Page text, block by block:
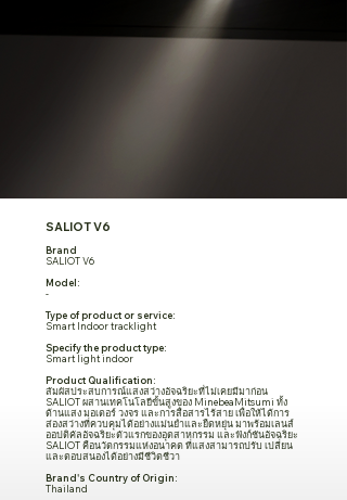
SALIOT V6
Brand
SALIOT V6
Model:
-
Type of product or service:
Smart Indoor tracklight
Specify the product type:
Smart light indoor
Product Qualification:
สัมผัสประสบการณ์แสงสว่างอัจฉริยะที่ไม่เคยมีมาก่อน
SALIOT ผสานเทคโนโลยีขั้นสูงของ MinebeaMitsumi ทั้ง
ด้านแสง มอเตอร์ วงจร และการสื่อสารไร้สาย เพื่อให้ได้การ
ส่องสว่างที่ควบคุมได้อย่างแม่นยำและยืดหยุ่น มาพร้อมเลนส์
ออปติคัลอัจฉริยะตัวแรกของอุตสาหกรรม และฟังก์ชันอัจฉริยะ
SALIOT คือนวัตกรรมแห่งอนาคต ที่แสงสามารถปรับ เปลี่ยน
และตอบสนองได้อย่างมีชีวิตชีวา
Brand's Country of Origin:
Thailand